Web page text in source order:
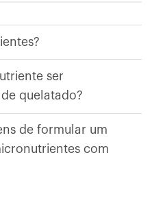
ser
quelatado?
de formular um
com